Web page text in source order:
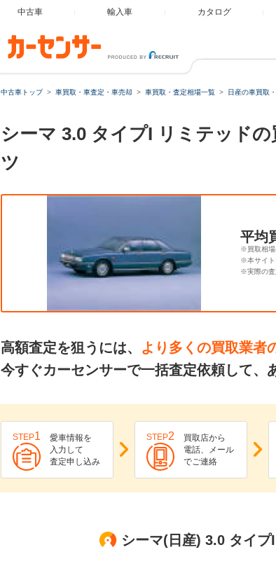
中古車 輸入車 カタログ
中古車トップ 車買取・車査定・車売却 車買取・査定相場一覧 日産の車買取
シーマ 3.0 タイプI リミテッド
ツ
平均
※買取相場
※本サイト
※実際の査
高額査定を狙うには、 より多くの買取業者
今すぐカーセンサーで一括査定依頼して、
STEP1
愛車情報を
入力して
査定申し込み
STEP2
買取店から
電話、メール
でご連絡
シーマ(日産) 3.0 タイ